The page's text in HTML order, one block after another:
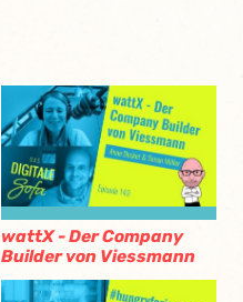
wattX - Der Company
Builder von Viessmann